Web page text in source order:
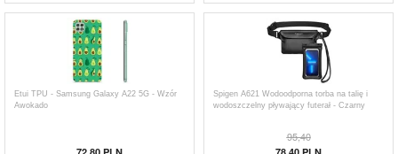
Etui TPU - Samsung Galaxy A22 5G - Wzór
Awokado
Spigen A621 Wodoodporna torba na talię i
wodoszczelny pływający futerał - Czarny
95,40